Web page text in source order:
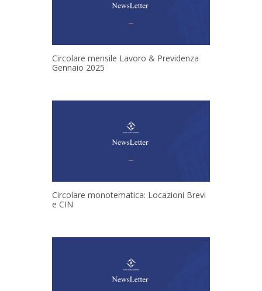
Circolare mensile Lavoro & Previdenza
Gennaio 2025
Circolare monotematica: Locazioni Brevi
e CIN